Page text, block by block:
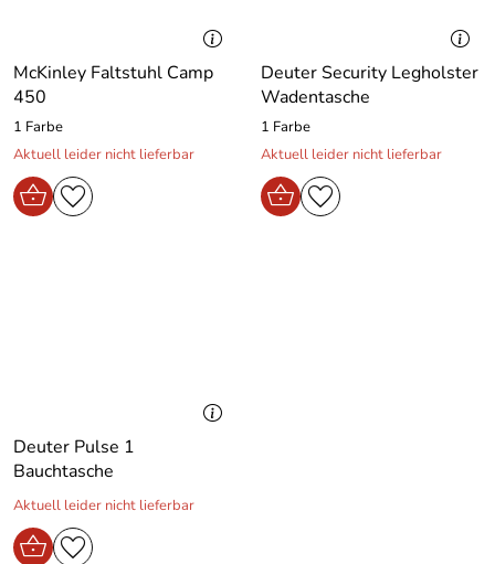
McKinley Faltstuhl Camp
450
1 Farbe
Aktuell leider nicht lieferbar
Deuter Security Legholster
Wadentasche
1 Farbe
Aktuell leider nicht lieferbar
Deuter Pulse 1
Bauchtasche
Aktuell leider nicht lieferbar